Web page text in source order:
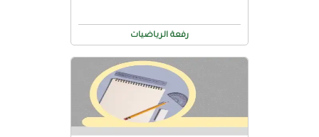
رفعة الرياضيات